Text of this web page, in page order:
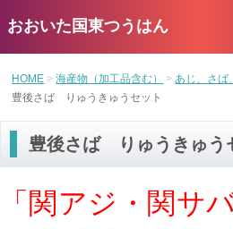
おおいた国東つうはん
HOME 海産物（加工品含む）
あじ、さば
豊後さば りゅうきゅうセット
豊後さば りゅうきゅう
「関アジ・関サ